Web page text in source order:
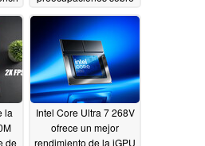
la duración de la
batería09/24/2024
la
de
Intel Core Ultra 7 268V
ofrece un mejor
rendimiento de la iGPU